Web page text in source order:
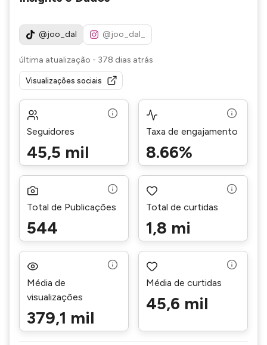
@joo_dal @joo_dal_
última atualização - 378 dias atrás
Visualizações sociais
Seguidores
45,5 mil
Taxa de engajamento
8.66%
Total de Publicações
544
Total de curtidas
1,8 mi
Média de
visualizações
379,1 mil
Média de curtidas
45,6 mil